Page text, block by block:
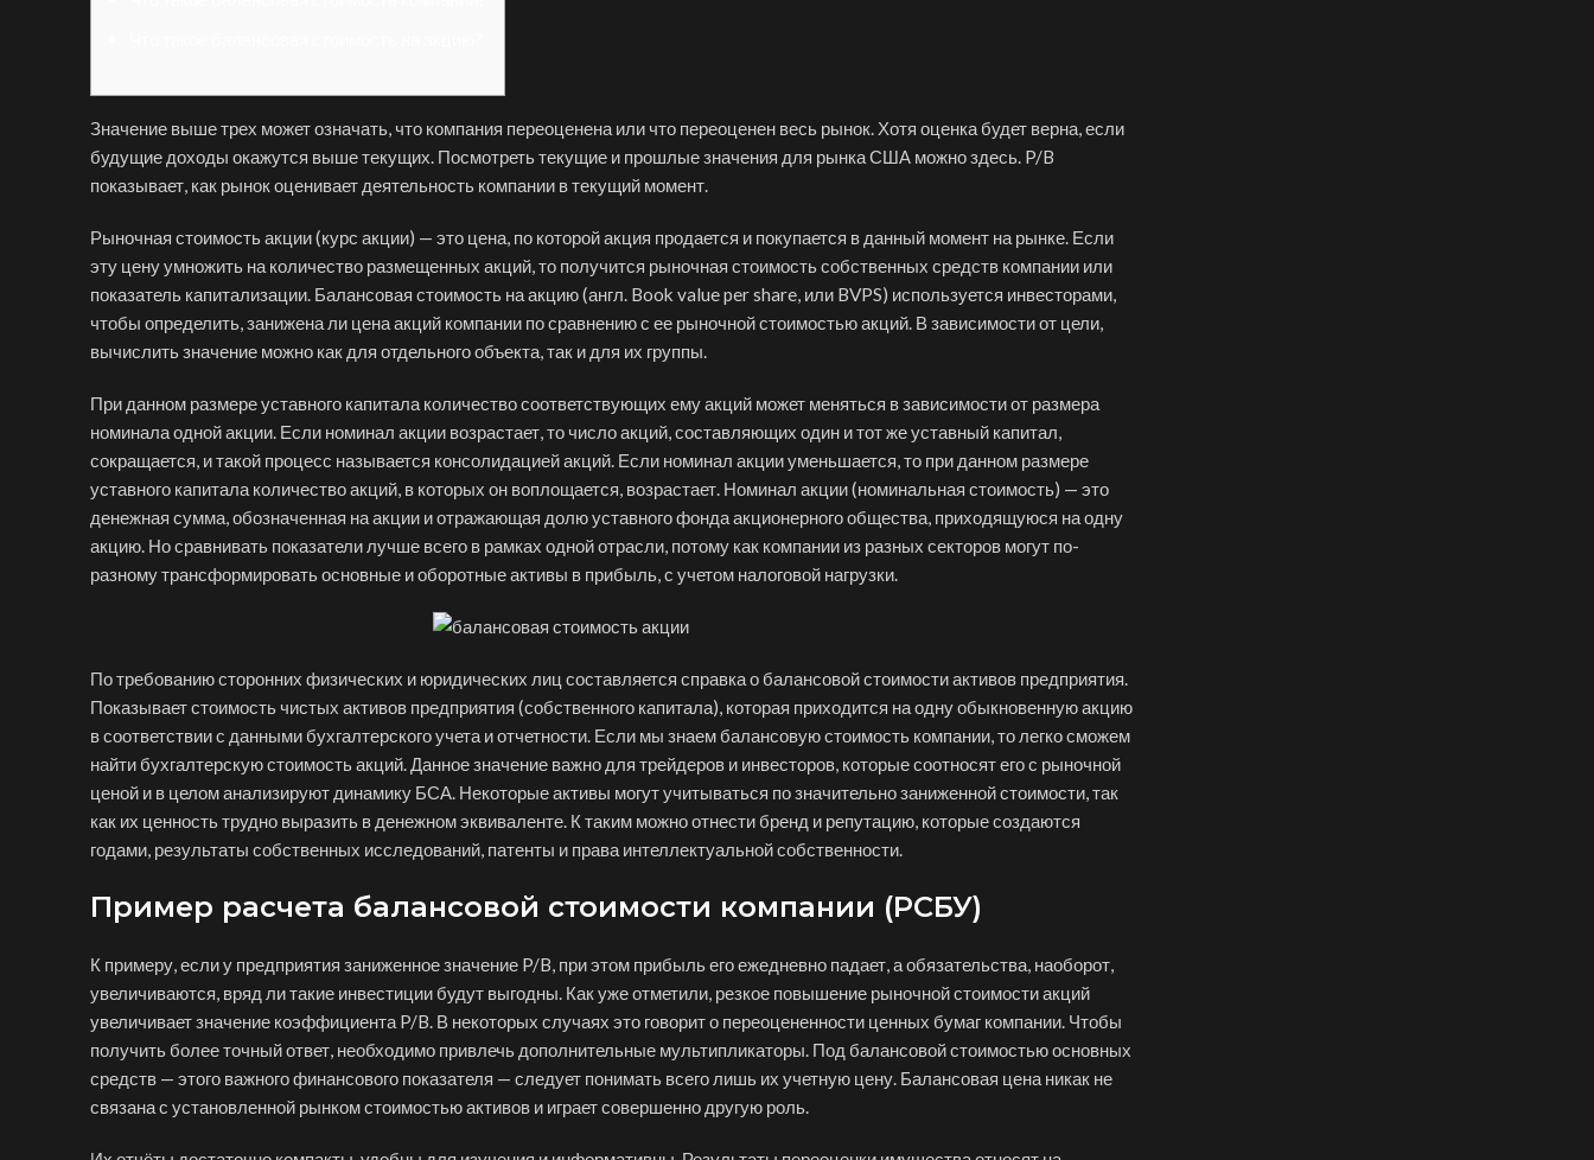
Значение выше трех может означать, что компания переоценена или что переоценен весь рынок. Хотя оценка будет верна, если
будущие доходы окажутся выше текущих. Посмотреть текущие и прошлые значения для рынка США можно здесь. P/B
показывает, как рынок оценивает деятельность компании в текущий момент.
Рыночная стоимость акции (курс акции) — это цена, по которой акция продается и покупается в данный момент на рынке. Если
эту цену умножить на количество размещенных акций, то получится рыночная стоимость собственных средств компании или
показатель капитализации. Балансовая стоимость на акцию (англ. Book value per share, или BVPS) используется инвесторами,
чтобы определить, занижена ли цена акций компании по сравнению с ее рыночной стоимостью акций. В зависимости от цели,
вычислить значение можно как для отдельного объекта, так и для их группы.
При данном размере уставного капитала количество соответствующих ему акций может меняться в зависимости от размера
номинала одной акции. Если номинал акции возрастает, то число акций, составляющих один и тот же уставный капитал,
сокращается, и такой процесс называется консолидацией акций. Если номинал акции уменьшается, то при данном размере
уставного капитала количество акций, в которых он воплощается, возрастает. Номинал акции (номинальная стоимость) — это
денежная сумма, обозначенная на акции и отражающая долю уставного фонда акционерного общества, приходящуюся на одну
акцию. Но сравнивать показатели лучше всего в рамках одной отрасли, потому как компании из разных секторов могут по-
разному трансформировать основные и оборотные активы в прибыль, с учетом налоговой нагрузки.
По требованию сторонних физических и юридических лиц составляется справка о балансовой стоимости активов предприятия.
Показывает стоимость чистых активов предприятия (собственного капитала), которая приходится на одну обыкновенную акцию
в соответствии с данными бухгалтерского учета и отчетности. Если мы знаем балансовую стоимость компании, то легко сможем
найти бухгалтерскую стоимость акций. Данное значение важно для трейдеров и инвесторов, которые соотносят его с рыночной
ценой и в целом анализируют динамику БСА. Некоторые активы могут учитываться по значительно заниженной стоимости, так
как их ценность трудно выразить в денежном эквиваленте. К таким можно отнести бренд и репутацию, которые создаются
годами, результаты собственных исследований, патенты и права интеллектуальной собственности.
Пример расчета балансовой стоимости компании (РСБУ)
К примеру, если у предприятия заниженное значение P/B, при этом прибыль его ежедневно падает, а обязательства, наоборот,
увеличиваются, вряд ли такие инвестиции будут выгодны. Как уже отметили, резкое повышение рыночной стоимости акций
увеличивает значение коэффициента P/B. В некоторых случаях это говорит о переоцененности ценных бумаг компании. Чтобы
получить более точный ответ, необходимо привлечь дополнительные мультипликаторы. Под балансовой стоимостью основных
средств — этого важного финансового показателя — следует понимать всего лишь их учетную цену. Балансовая цена никак не
связана с установленной рынком стоимостью активов и играет совершенно другую роль.